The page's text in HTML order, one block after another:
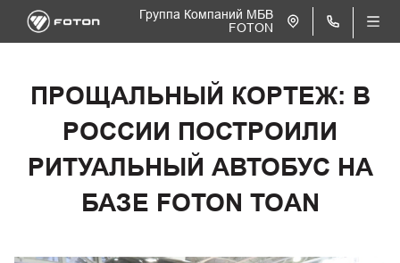
Группа Компаний МБВ
FOTON
ПРОЩАЛЬНЫЙ КОРТЕЖ: В
РОССИИ ПОСТРОИЛИ
РИТУАЛЬНЫЙ АВТОБУС НА
БАЗЕ FOTON TOAN